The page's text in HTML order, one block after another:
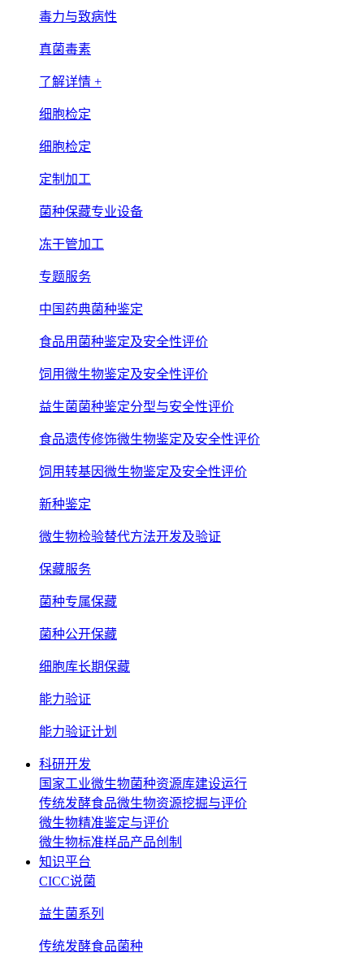
毒力与致病性
真菌毒素
了解详情 +
细胞检定
细胞检定
定制加工
菌种保藏专业设备
冻干管加工
专题服务
中国药典菌种鉴定
食品用菌种鉴定及安全性评价
饲用微生物鉴定及安全性评价
益生菌菌种鉴定分型与安全性评价
食品遗传修饰微生物鉴定及安全性评价
饲用转基因微生物鉴定及安全性评价
新种鉴定
微生物检验替代方法开发及验证
保藏服务
菌种专属保藏
菌种公开保藏
细胞库长期保藏
能力验证
能力验证计划
科研开发
国家工业微生物菌种资源库建设运行
传统发酵食品微生物资源挖掘与评价
微生物精准鉴定与评价
微生物标准样品产品创制
知识平台
CICC说菌
益生菌系列
传统发酵食品菌种